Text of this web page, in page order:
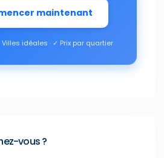
maintenant
Villes idéales · ✓ Prix par quartier
vous ?